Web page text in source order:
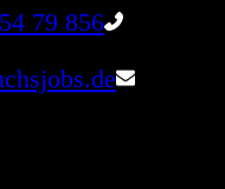
79 856